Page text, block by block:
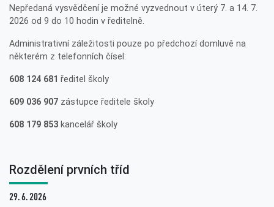
Nepředaná vysvědčení je možné vyzvednout v úterý 7. a 14. 7.
2026 od 9 do 10 hodin v ředitelně.
Administrativní záležitosti pouze po předchozí domluvě na
některém z telefonních čísel:
608 124 681 ředitel školy
609 036 907 zástupce ředitele školy
608 179 853 kancelář školy
Rozdělení prvních tříd
29. 6. 2026